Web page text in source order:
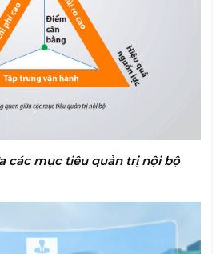
các mục tiêu quản trị nội bộ